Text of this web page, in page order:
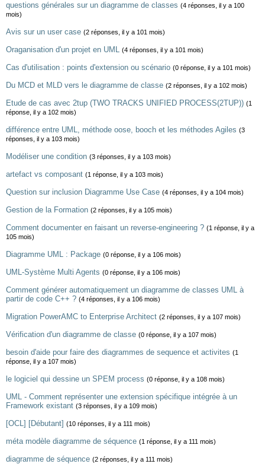
questions générales sur un diagramme de classes (4 réponses, il y a 100
mois)
Avis sur un user case (2 réponses, il y a 101 mois)
Oraganisation d'un projet en UML (4 réponses, il y a 101 mois)
Cas d'utilisation : points d'extension ou scénario (0 réponse, il y a 101 mois)
Du MCD et MLD vers le diagramme de classe (2 réponses, il y a 102 mois)
Etude de cas avec 2tup (TWO TRACKS UNIFIED PROCESS(2TUP)) (1
réponse, il y a 102 mois)
différence entre UML, méthode oose, booch et les méthodes Agiles (3
réponses, il y a 103 mois)
Modéliser une condition (3 réponses, il y a 103 mois)
artefact vs composant (1 réponse, il y a 103 mois)
Question sur inclusion Diagramme Use Case (4 réponses, il y a 104 mois)
Gestion de la Formation (2 réponses, il y a 105 mois)
Comment documenter en faisant un reverse-engineering ? (1 réponse, il y a
105 mois)
Diagramme UML : Package (0 réponse, il y a 106 mois)
UML-Système Multi Agents (0 réponse, il y a 106 mois)
Comment générer automatiquement un diagramme de classes UML à
partir de code C++ ? (4 réponses, il y a 106 mois)
Migration PowerAMC to Enterprise Architect (2 réponses, il y a 107 mois)
Vérification d'un diagramme de classe (0 réponse, il y a 107 mois)
besoin d'aide pour faire des diagrammes de sequence et activites (1
réponse, il y a 107 mois)
le logiciel qui dessine un SPEM process (0 réponse, il y a 108 mois)
UML - Comment représenter une extension spécifique intégrée à un
Framework existant (3 réponses, il y a 109 mois)
[OCL] [Débutant] (10 réponses, il y a 111 mois)
méta modèle diagramme de séquence (1 réponse, il y a 111 mois)
diagramme de séquence (2 réponses, il y a 111 mois)